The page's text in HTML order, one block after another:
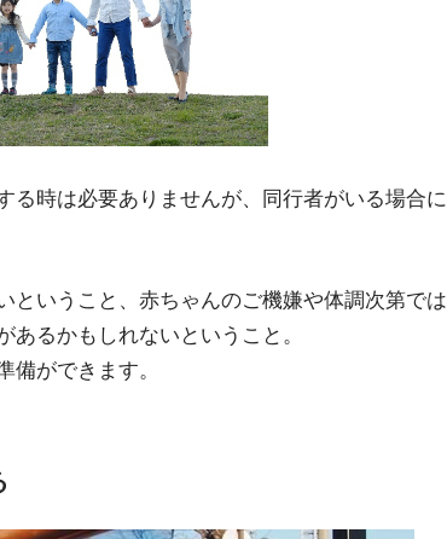
る時は必要ありませんが、同行者がいる場合に
ということ、赤ちゃんのご機嫌や体調次第では
るかもしれないということ。
備ができます。